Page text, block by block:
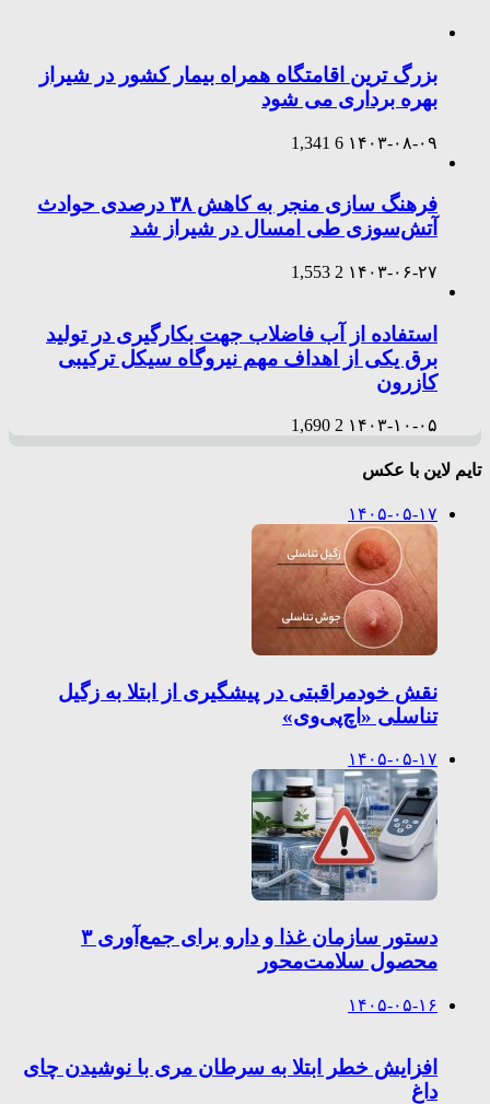
بزرگ ترین اقامتگاه همراه بیمار کشور در شیراز
بهره برداری می شود
۱۴۰۳-۰۸-۰۹ 6
1,341
فرهنگ سازی منجر به کاهش ۳۸ درصدی حوادث
آتش‌سوزی طی امسال در شیراز شد
۱۴۰۳-۰۶-۲۷ 2
1,553
استفاده از آب فاضلاب جهت بکارگیری در تولید
برق یکی از اهداف مهم نیروگاه سیکل ترکیبی
کازرون
۱۴۰۳-۱۰-۰۵ 2
1,690
تایم لاین با عکس
۱۴۰۵-۰۵-۱۷
نقش خودمراقبتی در پیشگیری از ابتلا به زگیل
تناسلی «اچ‌پی‌وی»
۱۴۰۵-۰۵-۱۷
دستور سازمان غذا و دارو برای جمع‌آوری ۳
محصول سلامت‌محور
۱۴۰۵-۰۵-۱۶
افزایش خطر ابتلا به سرطان مری با نوشیدن چای
داغ